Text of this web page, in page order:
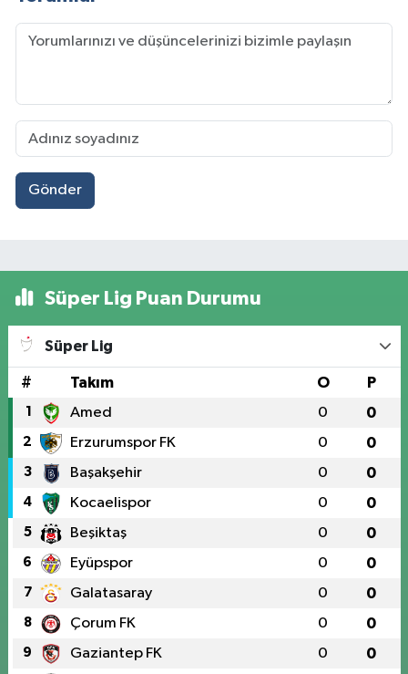
Gönder
Süper Lig Puan Durumu
Süper Lig
# Takım O P
1 Amed 0 0
2 Erzurumspor FK 0 0
3 Başakşehir 0 0
4 Kocaelispor 0 0
5 Beşiktaş 0 0
6 Eyüpspor 0 0
7 Galatasaray 0 0
8 Çorum FK 0 0
9 Gaziantep FK 0 0